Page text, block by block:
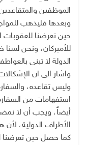
الموظفين
وبعدها فليذهب
حين تعرضنا
للأميركان، ونحن
الدولة لا تبنى
واشار الى ان
وليس تقاعده،
استفهامات من
أيضاً، ويجب أن لا
الأطراف الدولية،
كما حصل حين تعرضنا